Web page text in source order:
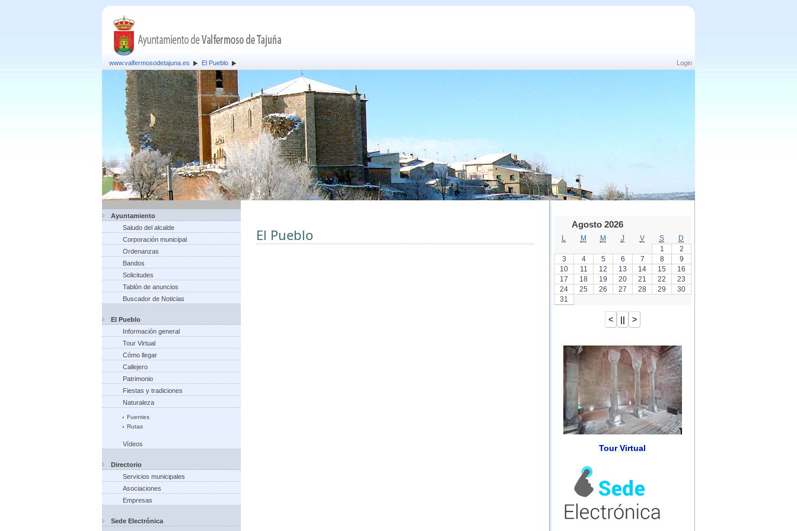
Login
www.valfermosodetajuna.es El Pueblo
Ayuntamiento
Saludo del alcalde
Corporación municipal
Ordenanzas
Bandos
Solicitudes
Tablón de anuncios
Buscador de Noticias
El Pueblo
Información general
Tour Virtual
Cómo llegar
Callejero
Patrimonio
Fiestas y tradiciones
Naturaleza
Fuentes
Rutas
Vídeos
Directorio
Servicios municipales
Asociaciones
Empresas
Sede Electrónica
El Pueblo
Agosto 2026
M M J V S
D
1
2
3
4 5 6 7 8
9
10
11 12 13 14 15
16
17
18 19 20 21 22
23
24
25 26 27 28 29
30
31
Tour Virtual